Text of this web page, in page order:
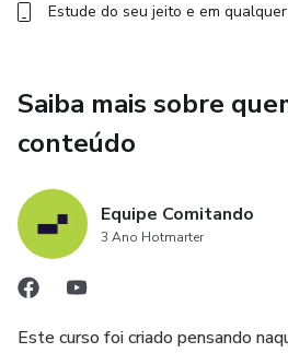
Estude do seu jeito e em
Saiba mais sobre
conteúdo
Equipe Comitando
3 Ano Hotmarter
Este curso foi criado pensando